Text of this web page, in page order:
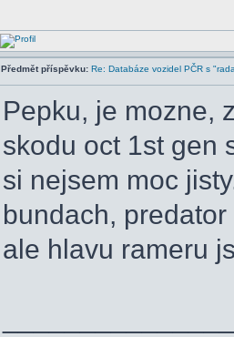
Předmět příspěvku: Re: Databáze vozidel PČR s
Pepku, je mozne,
skodu oct 1st gen
si nejsem moc
bundach,
ale hlavu rameru